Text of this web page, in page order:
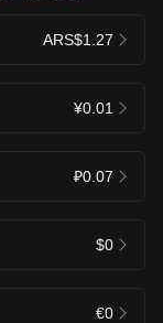
ARS$1.27
¥0.01
₽0.07
$0
€0